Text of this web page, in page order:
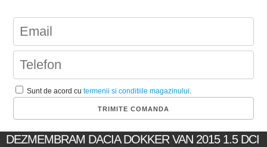
Sunt de acord cutermenii si conditiile magazinului.
DEZMEMBRAM DACIA DOKKER VAN 2015 1.5 DCI